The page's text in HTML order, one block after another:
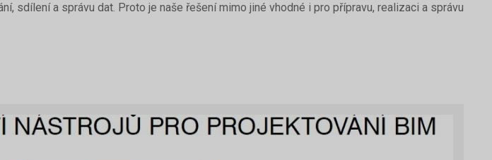
sdílení a správu dat. Proto je naše řešení mimo jiné vhodné i pro přípravu, realizaci a správu